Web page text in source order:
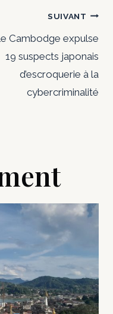
SUIVANT
Cambodge expulse
19 suspects japonais
d’escroquerie à la
cybercriminalité